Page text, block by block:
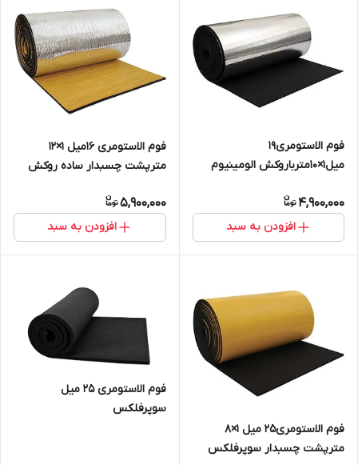
فوم الاستومری19
میل1×10مترباروکش الومینیوم
4,900,000
افزودن به سبد
فوم الاستومری 16میل 1×12
مترپشت چسبدار ساده روکش
5,900,000
افزودن به سبد
فوم الاستومری25 میل 1×8
مترپشت چسبدار سوپرفلکس
فوم الاستومری 25 میل
سوپرفلکس